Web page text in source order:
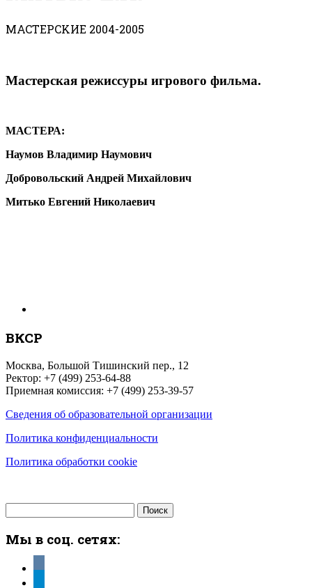
МACTEPCKИЕ 2004-2005
Мастерская режиссуры игрового фильма.
МАСТЕРА:
Наумов Владимир Наумович
Добровольский Андрей Михайлович
Митько Евгений Николаевич
ВКСР
Москва, Большой Тишинский пер., 12
Ректор: +7 (499) 253-64-88
Приемная комиссия: +7 (499) 253-39-57
Сведения об образовательной организации
Политика конфиденциальности
Политика обработки cookie
Мы в соц. сетях: